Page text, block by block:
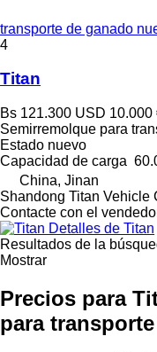
transporte de ganado
4
Titan
Bs 121.300 USD 10.000
Semirremolque para
Estado nuevo
Capacidad de carga
China, Jinan
Shandong Titan Vehicle
Contacte con el
Detalles de Titan
Resultados de la
Mostrar
Precios para
para